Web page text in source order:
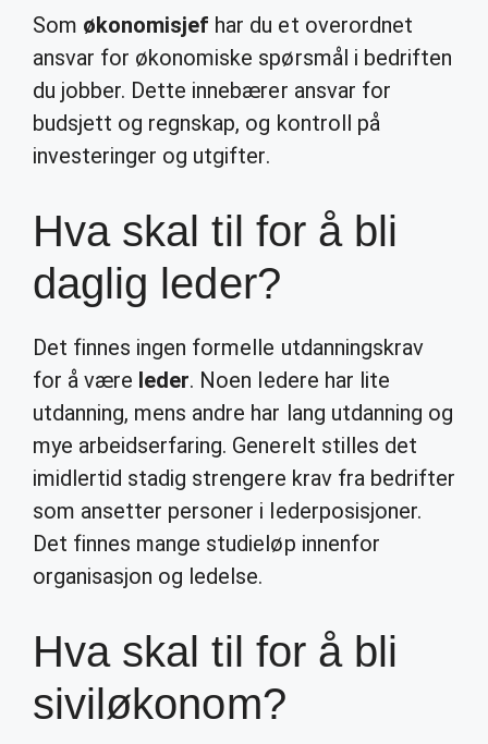
Som økonomisjef har du et overordnet
ansvar for økonomiske spørsmål i bedriften
du jobber. Dette innebærer ansvar for
budsjett og regnskap, og kontroll på
investeringer og utgifter.
Hva skal til for å bli
daglig leder?
Det finnes ingen formelle utdanningskrav
for å være leder. Noen ledere har lite
utdanning, mens andre har lang utdanning og
mye arbeidserfaring. Generelt stilles det
imidlertid stadig strengere krav fra bedrifter
som ansetter personer i lederposisjoner.
Det finnes mange studieløp innenfor
organisasjon og ledelse.
Hva skal til for å bli
siviløkonom?